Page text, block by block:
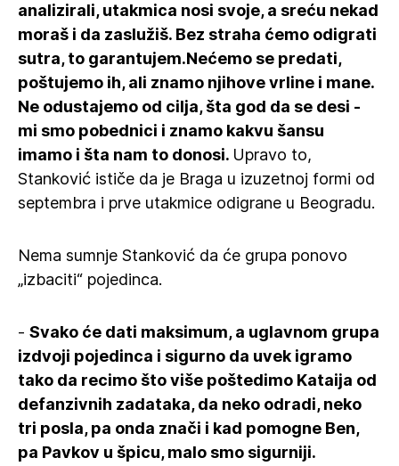
analizirali, utakmica nosi svoje, a sreću nekad
moraš i da zaslužiš. Bez straha ćemo odigrati
sutra, to garantujem.Nećemo se predati,
poštujemo ih, ali znamo njihove vrline i mane.
Ne odustajemo od cilja, šta god da se desi -
mi smo pobednici i znamo kakvu šansu
imamo i šta nam to donosi. Upravo to,
Stanković ističe da je Braga u izuzetnoj formi od
septembra i prve utakmice odigrane u Beogradu.
Nema sumnje Stanković da će grupa ponovo
„izbaciti“ pojedinca.
- Svako će dati maksimum, a uglavnom grupa
izdvoji pojedinca i sigurno da uvek igramo
tako da recimo što više poštedimo Kataija od
defanzivnih zadataka, da neko odradi, neko
tri posla, pa onda znači i kad pomogne Ben,
pa Pavkov u špicu, malo smo sigurniji.